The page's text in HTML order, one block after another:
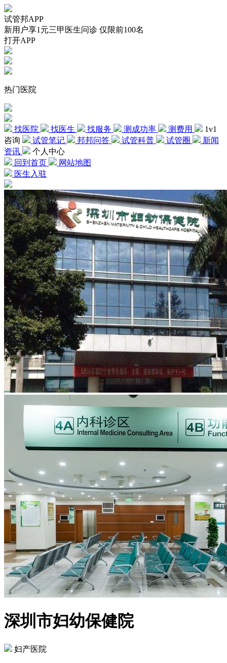
试管邦APP
新用户享1元三甲医生问诊 仅限前100名
打开APP
热门医院
找医院 找医生 找服务 测成功率 测费用
1v1
咨询
试管笔记 邦邦问答 试管科普 试管圈
新闻
资讯
个人中心
回到首页
网站地图
医生入驻
深圳市妇幼保健院
妇产医院